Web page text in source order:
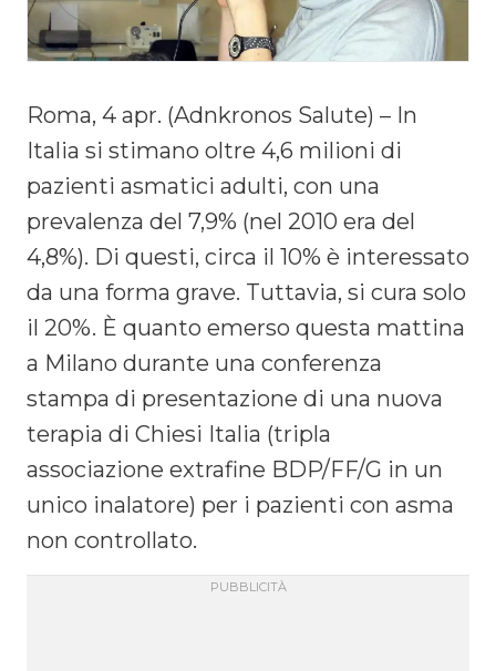
Roma, 4 apr. (Adnkronos Salute) – In
Italia si stimano oltre 4,6 milioni di
pazienti asmatici adulti, con una
prevalenza del 7,9% (nel 2010 era del
4,8%). Di questi, circa il 10% è interessato
da una forma grave. Tuttavia, si cura solo
il 20%. È quanto emerso questa mattina
a Milano durante una conferenza
stampa di presentazione di una nuova
terapia di Chiesi Italia (tripla
associazione extrafine BDP/FF/G in un
unico inalatore) per i pazienti con asma
non controllato.